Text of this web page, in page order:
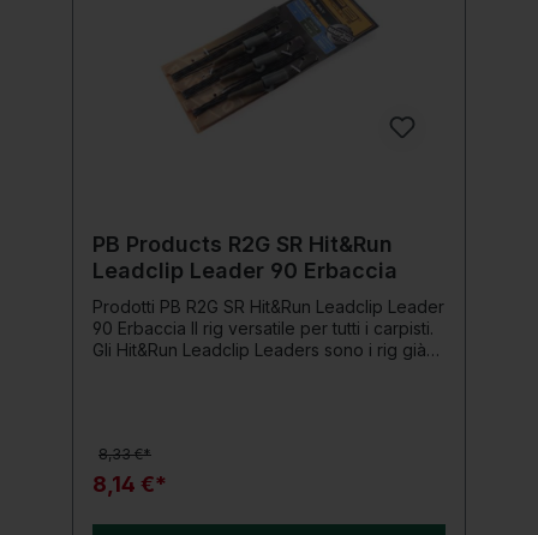
PB Products R2G SR Hit&Run
Leadclip Leader 90 Erbaccia
Prodotti PB R2G SR Hit&Run Leadclip Leader
90 Erbaccia Il rig versatile per tutti i carpisti.
Gli Hit&Run Leadclip Leaders sono i rig già
sull'acqua. Dettagli del prodotto: Contenuto:
3 pezzi Lunghezza: 90 cm Colore: erba
8,33 €*
8,14 €*